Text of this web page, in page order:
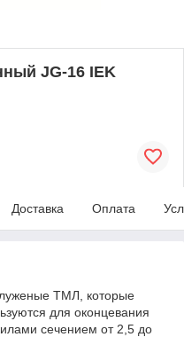
JG-16 IEK
Доставка Оплата
ТМЛ, которые
для оконцевания
сечением от 2,5 до